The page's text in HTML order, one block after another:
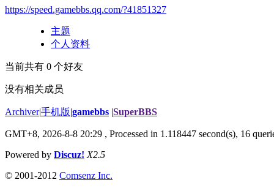
https://speed.gamebbs.qq.com/?41851327
主题
个人资料
当前共有 0 个好友
没有相关成员
Archiver|手机版|gamebbs |SuperBBS
GMT+8, 2026-8-8 20:29 , Processed in 1.118447 second(s), 16
Powered by Discuz! X2.5
© 2001-2012 Comsenz Inc.